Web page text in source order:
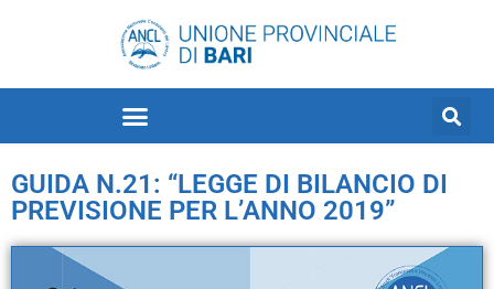
GUIDA N.21: “LEGGE DI BILANCIO DI
PREVISIONE PER L’ANNO 2019”